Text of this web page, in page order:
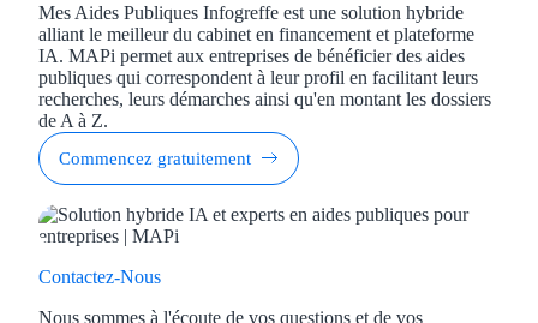
Mes Aides Publiques Infogreffe est une solution hybride
alliant le meilleur du cabinet en financement et plateforme
IA. MAPi permet aux entreprises de bénéficier des aides
publiques qui correspondent à leur profil en facilitant leurs
recherches, leurs démarches ainsi qu'en montant les dossiers
de A à Z.
Commencez gratuitement
Contactez-Nous
Nous sommes à l'écoute de vos questions et de vos